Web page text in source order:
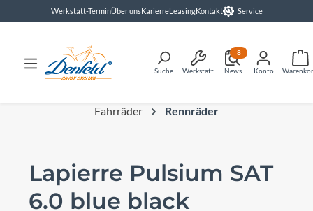
springenWerkstatt-TerminÜber unsKarierreLeasingKontakt Service
Suche Werkstatt News
8
Konto
Fahrräder Rennräder
Lapierre Pulsium SAT
6.0 blue black